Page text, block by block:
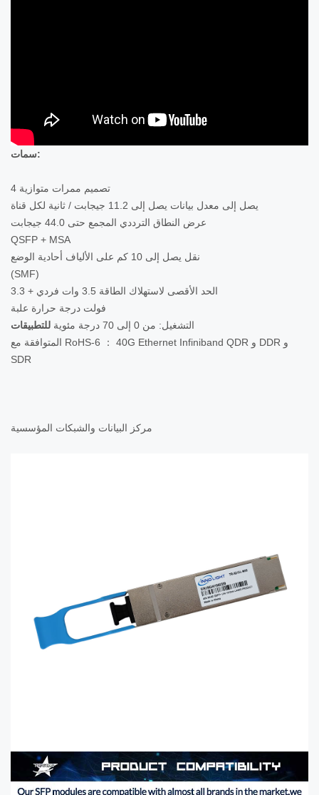
سمات:
4 تصميم ممرات متوازية
يصل إلى معدل بيانات يصل إلى 11.2 جيجابت / ثانية لكل قناة
عرض النطاق الترددي المجمع حتى 44.0 جيجابت
QSFP + MSA
نقل يصل إلى 10 كم على الألياف أحادية الوضع
(SMF)
الحد الأقصى لاستهلاك الطاقة 3.5 وات فردي + 3.3
فولت درجة حرارة علبة
التشغيل: من 0 إلى 70 درجة مئوية
للتطبيقات
المتوافقة مع RoHS-6 ： 40G Ethernet Infiniband QDR و DDR و
SDR
مركز البيانات والشبكات المؤسسية